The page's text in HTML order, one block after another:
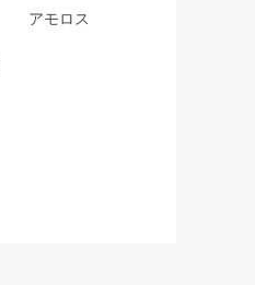
アモロス